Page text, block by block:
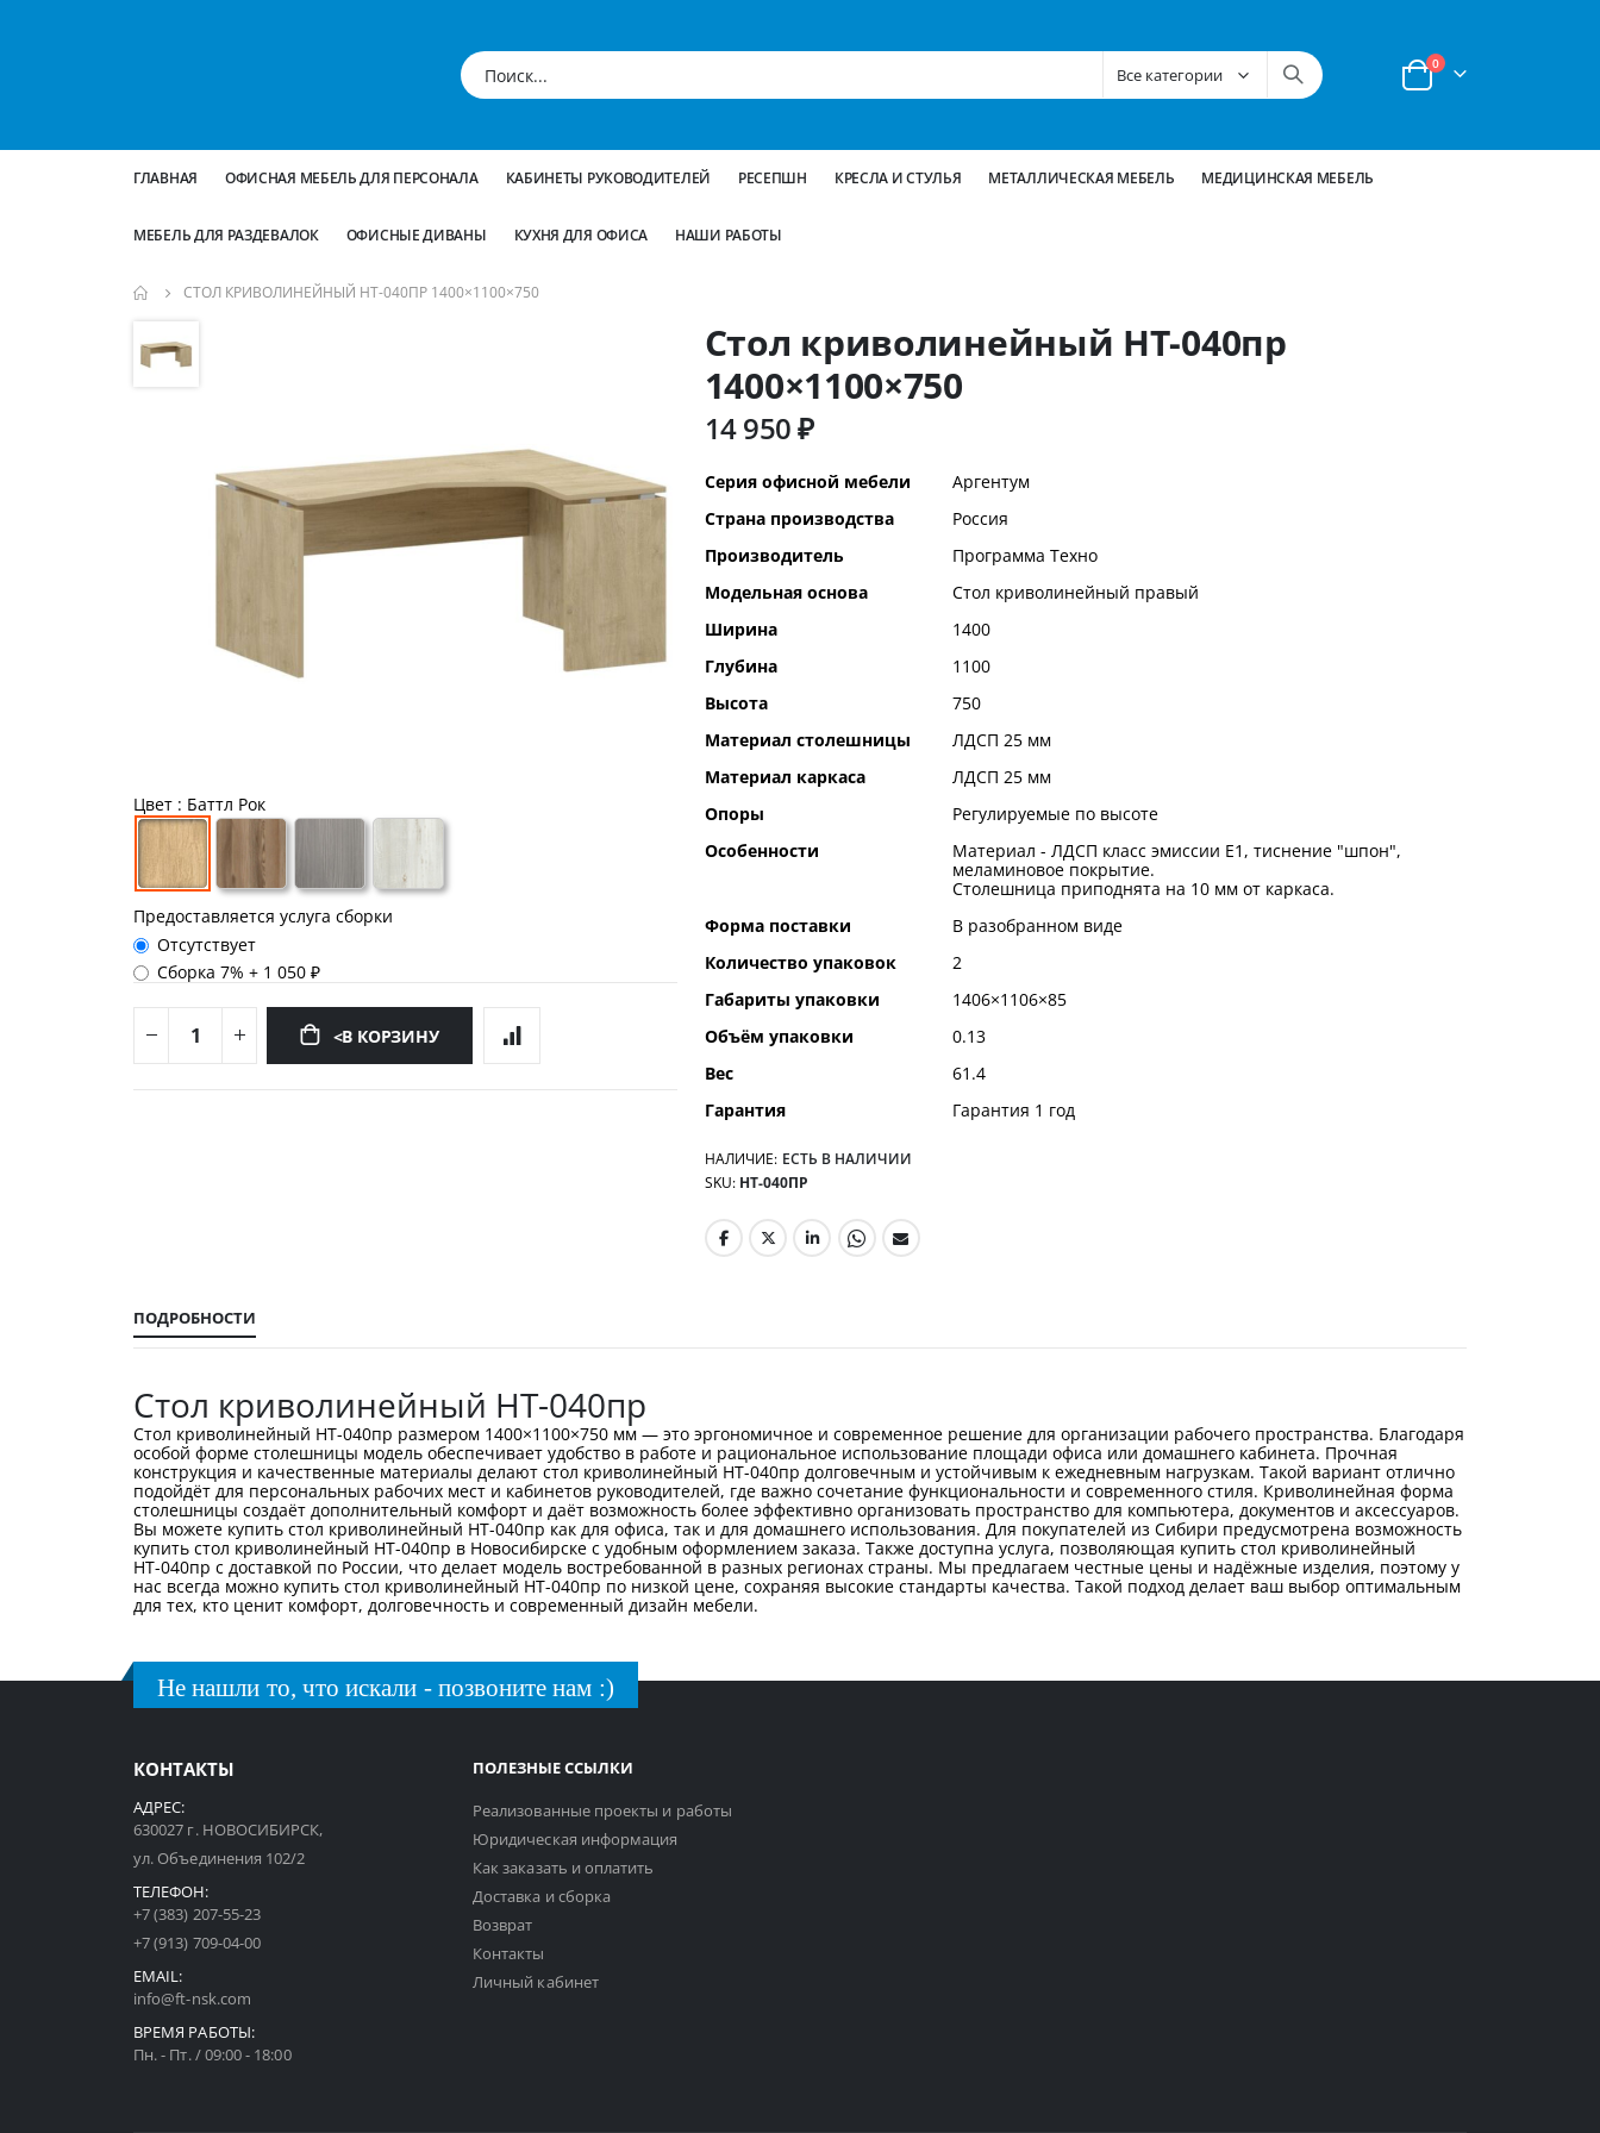
Корзина
0позиции
ГЛАВНАЯ ОФИСНАЯ МЕБЕЛЬ ДЛЯ ПЕРСОНАЛА КАБИНЕТЫ РУКОВОДИТЕЛЕЙ РЕСЕПШН КРЕСЛА И СТУЛЬЯ МЕТАЛЛИЧЕСКАЯ МЕБЕЛЬ МЕДИЦИНСКАЯ МЕБЕЛЬ
МЕБЕЛЬ ДЛЯ РАЗДЕВАЛОК ОФИСНЫЕ ДИВАНЫ КУХНЯ ДЛЯ ОФИСА НАШИ РАБОТЫ
СТОЛ КРИВОЛИНЕЙНЫЙ НТ-040ПР 1400×1100×750
и
перейти
Цвет : Баттл Рок
Предоставляется услуга сборки
Отсутствует
Сборка 7%+ 1 050 ₽
<В КОРЗИНУ
Стол криволинейный НТ-040пр
1400×1100×750
14 950 ₽
Дополнительная
информация
Серия офисной мебели
Аргентум
Страна производства
Россия
Производитель
Программа Техно
Модельная основа
Стол криволинейный правый
Ширина
1400
Глубина
1100
Высота
750
Материал столешницы
ЛДСП 25 мм
Материал каркаса
ЛДСП 25 мм
Опоры
Регулируемые по высоте
Особенности
Материал - ЛДСП класс эмиссии Е1, тиснение "шпон",
меламиновое покрытие.
Столешница приподнята на 10 мм от каркаса.
Форма поставки
В разобранном виде
Количество упаковок
2
Габариты упаковки
1406×1106×85
Объём упаковки
0.13
Вес
61.4
Гарантия
Гарантия 1 год
НАЛИЧИЕ: ЕСТЬ В НАЛИЧИИ
SKU НТ-040ПР
ПОДРОБНОСТИ
Стол криволинейный НТ-040пр
Стол криволинейный НТ-040пр размером 1400×1100×750 мм — это эргономичное и современное решение для организации рабочего пространства. Благодаря
особой форме столешницы модель обеспечивает удобство в работе и рациональное использование площади офиса или домашнего кабинета. Прочная
конструкция и качественные материалы делают стол криволинейный НТ-040пр долговечным и устойчивым к ежедневным нагрузкам. Такой вариант отлично
подойдёт для персональных рабочих мест и кабинетов руководителей, где важно сочетание функциональности и современного стиля. Криволинейная форма
столешницы создаёт дополнительный комфорт и даёт возможность более эффективно организовать пространство для компьютера, документов и аксессуаров.
Вы можете купить стол криволинейный НТ-040пр как для офиса, так и для домашнего использования. Для покупателей из Сибири предусмотрена возможность
купить стол криволинейный НТ-040пр в Новосибирске с удобным оформлением заказа. Также доступна услуга, позволяющая купить стол криволинейный
НТ-040пр с доставкой по России, что делает модель востребованной в разных регионах страны. Мы предлагаем честные цены и надёжные изделия, поэтому у
нас всегда можно купить стол криволинейный НТ-040пр по низкой цене, сохраняя высокие стандарты качества. Такой подход делает ваш выбор оптимальным
для тех, кто ценит комфорт, долговечность и современный дизайн мебели.
Не нашли то, что искали - позвоните нам :)
КОНТАКТЫ
АДРЕС:
630027 г. НОВОСИБИРСК,
ул. Объединения 102/2
ТЕЛЕФОН:
+7 (383) 207-55-23
+7 (913) 709-04-00
EMAIL:
info@ft-nsk.com
ВРЕМЯ РАБОТЫ:
Пн. - Пт. / 09:00 - 18:00
ПОЛЕЗНЫЕ ССЫЛКИ
Реализованные проекты и работы
Юридическая информация
Как заказать и оплатить
Доставка и сборка
Возврат
Контакты
Личный кабинет